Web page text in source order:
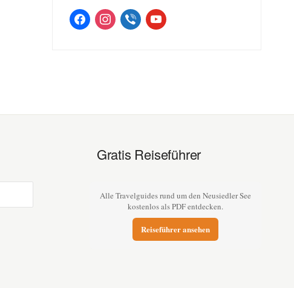
facebookinstagramviber youtube
Gratis Reiseführer
Alle Travelguides rund um den Neusiedler See
kostenlos als PDF entdecken.
Reiseführer ansehen